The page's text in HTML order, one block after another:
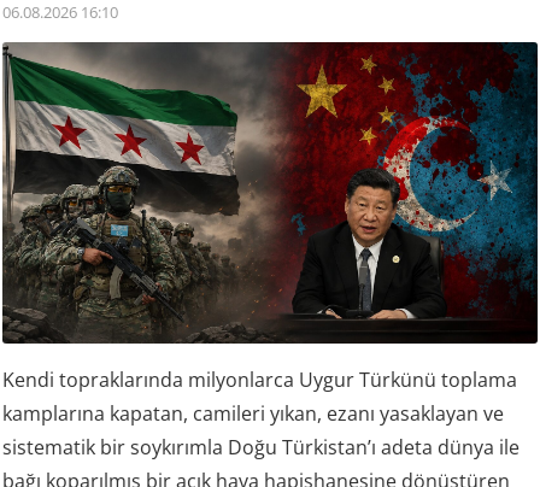
06.08.2026 16:10
Kendi topraklarında milyonlarca Uygur Türkünü toplama
kamplarına kapatan, camileri yıkan, ezanı yasaklayan ve
sistematik bir soykırımla Doğu Türkistan’ı adeta dünya ile
bağı koparılmış bir açık hava hapishanesine dönüştüren